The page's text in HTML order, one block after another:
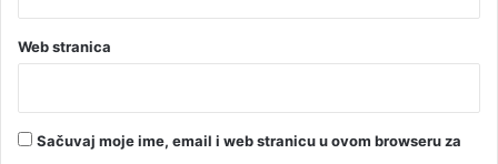
a
v
Web stranica
Sačuvaj moje ime, email i web stranicu u ovom browseru za